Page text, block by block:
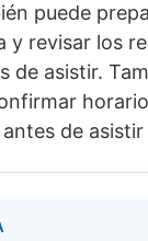
puede
y revisar los
de asistir.
de asistir